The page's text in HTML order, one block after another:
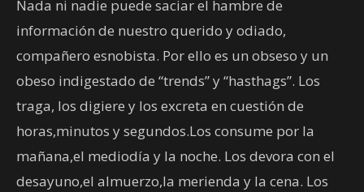
Nada ni nadie puede saciar el hambre de
información de nuestro querido y odiado,
compañero esnobista. Por ello es un obseso y un
obeso indigestado de “trends” y “hasthags”. Los
traga, los digiere y los excreta en cuestión de
horas,minutos y segundos.Los consume por la
mañana,el mediodía y la noche. Los devora con el
desayuno,el almuerzo,la merienda y la cena. Los